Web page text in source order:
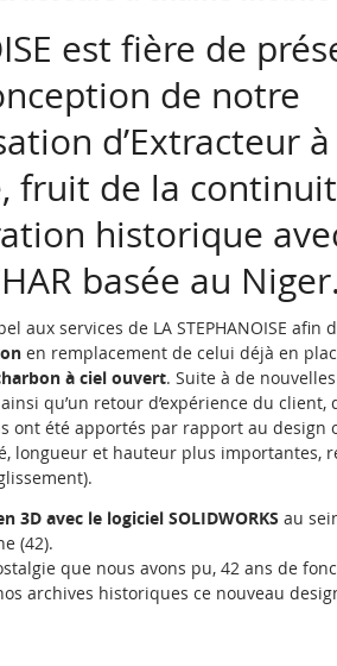
est fière de
de notre
d’Extracteur à
fruit de la
historique
basée au Niger.
aux services de LA STEPHANOISE afin
en remplacement de celui déjà en
à ciel ouvert. Suite à de
qu’un retour d’expérience du client,
ont été apportés par rapport au design
longueur et hauteur plus importantes,
3D avec le logiciel SOLIDWORKS au
(42).
que nous avons pu, 42 ans de
archives historiques ce nouveau